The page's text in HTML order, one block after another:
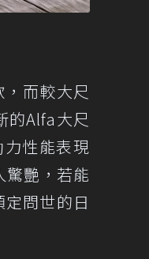
而較大尺
的Alfa大尺
性能表現
艷，若能
問世的日